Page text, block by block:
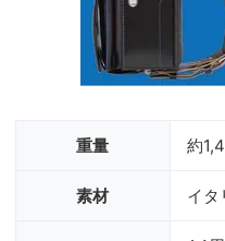
重量 約
素材 イタ